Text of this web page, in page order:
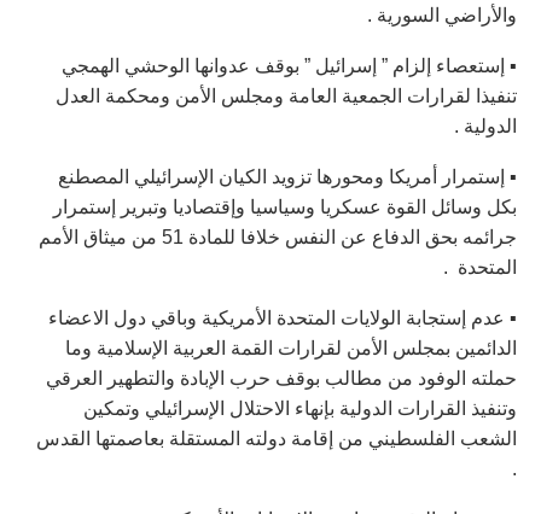
والأراضي السورية .
▪︎ إستعصاء إلزام ” إسرائيل ” بوقف عدوانها الوحشي الهمجي
تنفيذا لقرارات الجمعية العامة ومجلس الأمن ومحكمة العدل
الدولية .
▪︎ إستمرار أمريكا ومحورها تزويد الكيان الإسرائيلي المصطنع
بكل وسائل القوة عسكريا وسياسيا وإقتصاديا وتبرير إستمرار
جرائمه بحق الدفاع عن النفس خلافا للمادة 51 من ميثاق الأمم
المتحدة .
▪︎ عدم إستجابة الولايات المتحدة الأمريكية وباقي دول الاعضاء
الدائمين بمجلس الأمن لقرارات القمة العربية الإسلامية وما
حملته الوفود من مطالب بوقف حرب الإبادة والتطهير العرقي
وتنفيذ القرارات الدولية بإنهاء الاحتلال الإسرائيلي وتمكين
الشعب الفلسطيني من إقامة دولته المستقلة بعاصمتها القدس
.